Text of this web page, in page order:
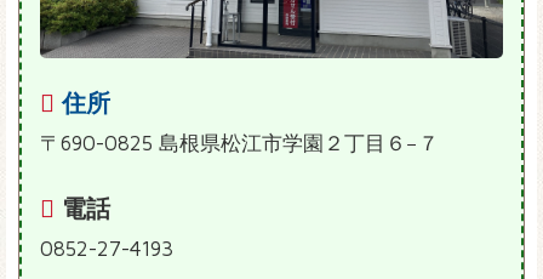
住所
〒690-0825 島根県松江市学園２丁目６−７
電話
0852-27-4193